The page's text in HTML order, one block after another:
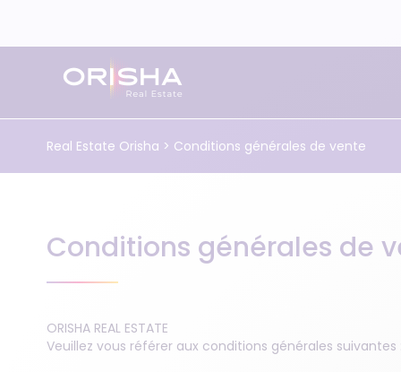
Immobilier tertiaire
Administration de biens résidentiels
Tourisme
Externalisation administrative et comptable
Webinars
Notre histoire
Nos certifications Qualiopi
Real Estate Orisha > Conditions générales de vente
Conditions générales de
ORISHA REAL ESTATE
Veuillez vous référer aux conditions générales suivantes :